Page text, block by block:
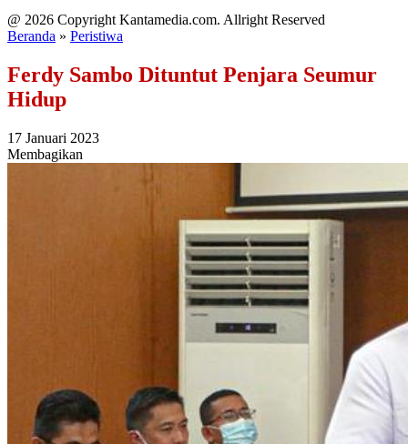
@ 2026 Copyright Kantamedia.com. Allright Reserved
Beranda » Peristiwa
Ferdy Sambo Dituntut Penjara Seumur
Hidup
17 Januari 2023
Membagikan